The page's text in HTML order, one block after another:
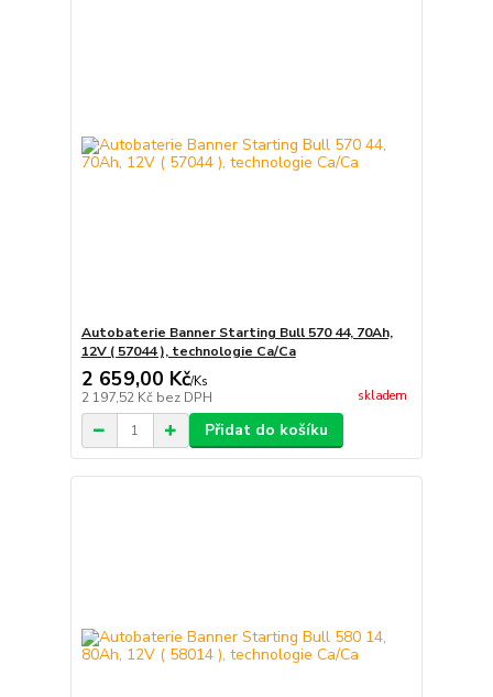
Autobaterie Banner Starting Bull 570 44, 70Ah,
12V ( 57044 ), technologie Ca/Ca
2 659,00 Kč/Ks
2 197,52 Kč bez DPH skladem
Přidat do košíku